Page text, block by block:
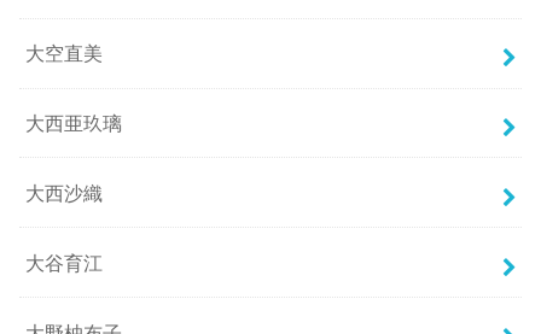
大空直美
大西亜玖璃
大西沙織
大谷育江